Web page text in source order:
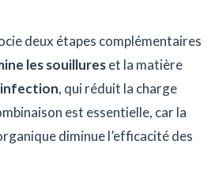
deux étapes complémentaires
les souillureset la matière
, qui réduit la charge
est essentielle, car la
diminue l’efficacité des